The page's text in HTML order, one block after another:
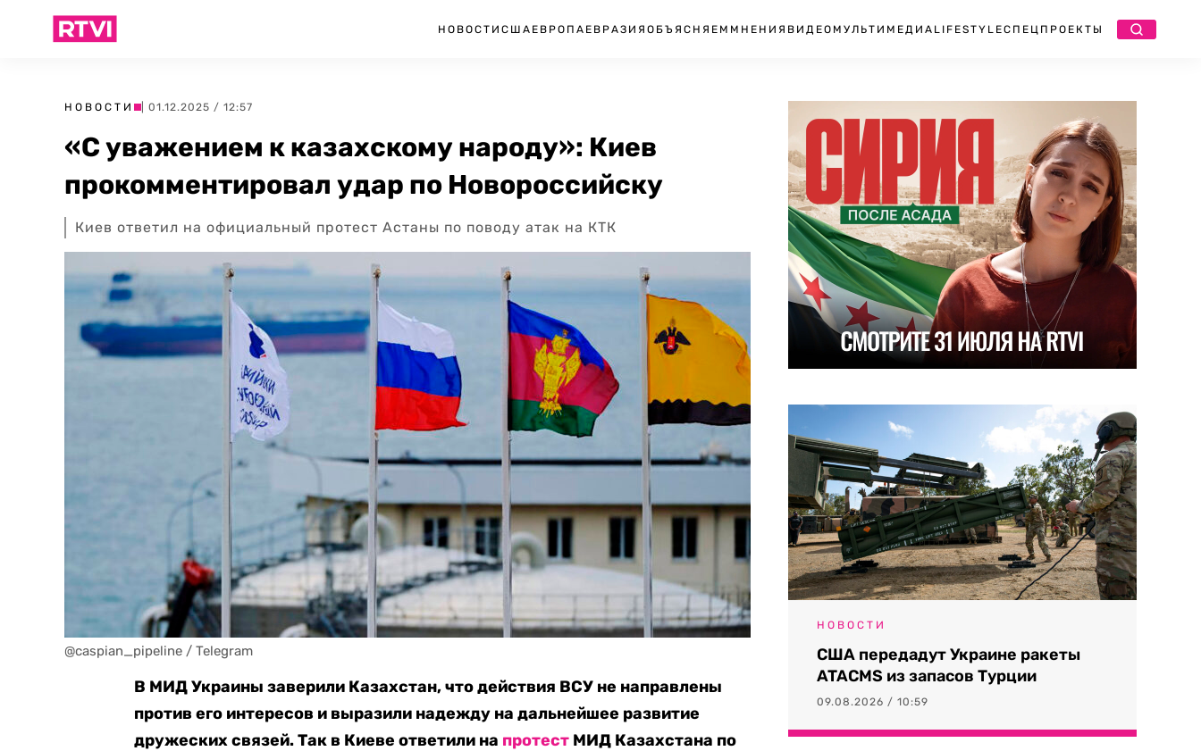
НОВОСТИ США ЕВРОПА ЕВРАЗИЯ ОБЪЯСНЯЕМ МНЕНИЯ ВИДЕО МУЛЬТИМЕДИА LIFESTYLEСПЕЦПРОЕКТЫ
НОВОСТИ | 01.12.2025 / 12:57
«С уважением к казахскому народу»: Киев
прокомментировал удар по Новороссийску
Киев ответил на официальный протест Астаны по поводу атак на КТК
@caspian_pipeline / Telegram
В МИД Украины заверили Казахстан, что действия ВСУ не направлены
против его интересов и выразили надежду на дальнейшее развитие
дружеских связей. Так в Киеве ответили на протест МИД Казахстана по
НОВОСТИ
США передадут Украине ракеты
ATACMS из запасов Турции
09.08.2026 / 10:59